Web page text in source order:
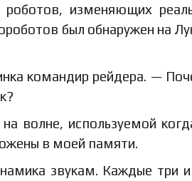
изменяющих
был обнаружен на
командир рейдера. —
волне, используемой
в моей памяти.
звукам. Каждые три